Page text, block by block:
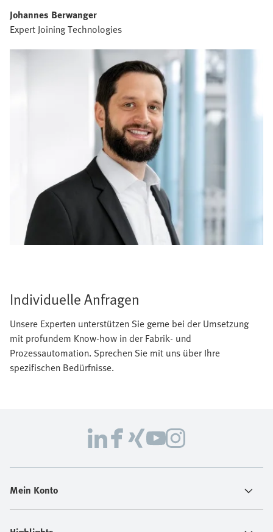
Johannes Berwanger
Expert Joining Technologies
Individuelle Anfragen
Unsere Experten unterstützen Sie gerne bei der Umsetzung
mit profundem Know-how in der Fabrik- und
Prozessautomation. Sprechen Sie mit uns über Ihre
spezifischen Bedürfnisse.
Mein Konto